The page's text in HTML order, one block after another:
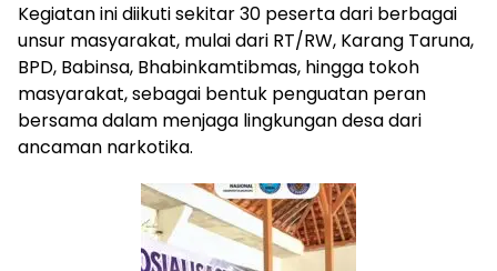
Kegiatan ini diikuti sekitar 30 peserta dari berbagai
unsur masyarakat, mulai dari RT/RW, Karang Taruna,
BPD, Babinsa, Bhabinkamtibmas, hingga tokoh
masyarakat, sebagai bentuk penguatan peran
bersama dalam menjaga lingkungan desa dari
ancaman narkotika.